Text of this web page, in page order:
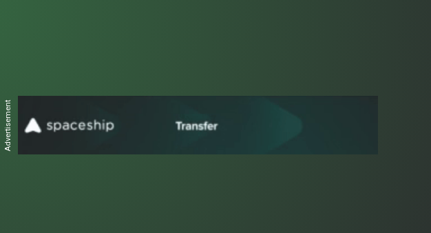
Advertisement